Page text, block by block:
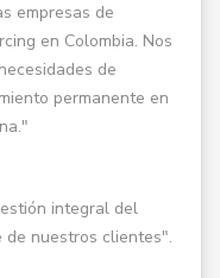
empresas de
en Colombia. Nos
de
permanente en
integral del
de nuestros clientes".